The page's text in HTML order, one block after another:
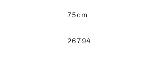
75cm
26794